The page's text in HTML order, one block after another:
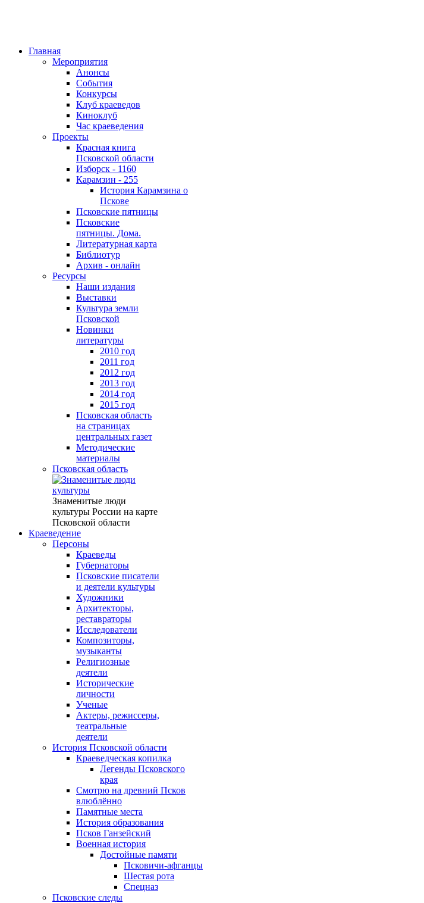
Главная
Мероприятия
Анонсы
События
Конкурсы
Клуб краеведов
Киноклуб
Час краеведения
Проекты
Красная книга
Псковской области
Изборск - 1160
Карамзин - 255
История Карамзина о
Пскове
Псковские пятницы
Псковские
пятницы. Дома.
Литературная карта
Библиотур
Архив - онлайн
Ресурсы
Наши издания
Выставки
Культура земли
Псковской
Новинки
литературы
2010 год
2011 год
2012 год
2013 год
2014 год
2015 год
Псковская область
на страницах
центральных газет
Методические
материалы
Псковская область
Знаменитые люди
культуры России на карте
Псковской области
Краеведение
Персоны
Краеведы
Губернаторы
Псковские писатели
и деятели культуры
Художники
Архитекторы,
реставраторы
Исследователи
Композиторы,
музыканты
Религиозные
деятели
Исторические
личности
Ученые
Актеры, режиссеры,
театральные
деятели
История Псковской области
Краеведческая копилка
Легенды Псковского
края
Смотрю на древний Псков
влюблённо
Памятные места
История образования
Псков Ганзейский
Военная история
Достойные памяти
Псковичи-афганцы
Шестая рота
Спецназ
Псковские следы